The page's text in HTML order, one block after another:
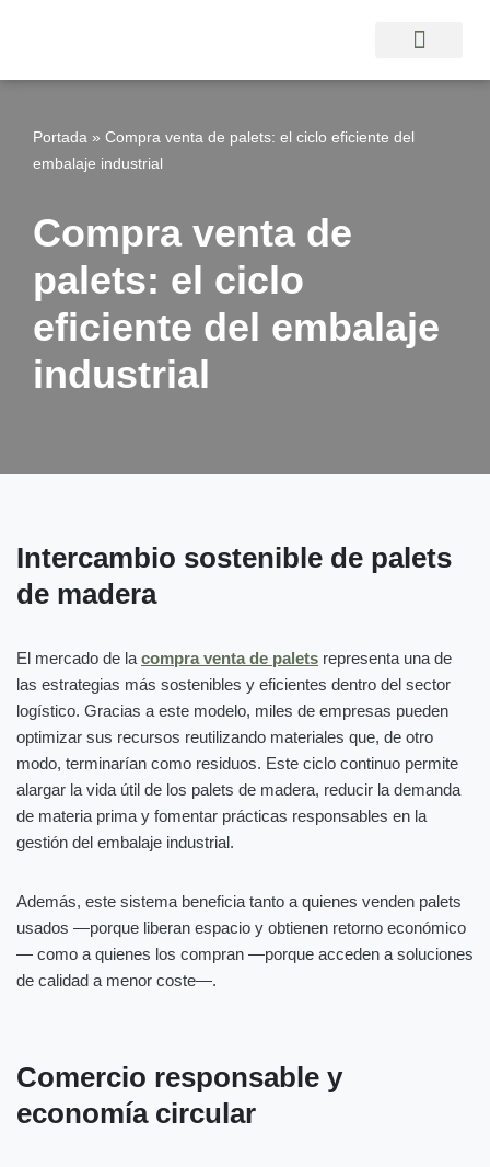
al
Portada » Compra venta de palets: el ciclo eficiente del
embalaje industrial
Compra venta de
palets: el ciclo
eficiente del embalaje
industrial
Intercambio sostenible de palets
de madera
El mercado de la compra venta de palets representa una de
las estrategias más sostenibles y eficientes dentro del sector
logístico. Gracias a este modelo, miles de empresas pueden
optimizar sus recursos reutilizando materiales que, de otro
modo, terminarían como residuos. Este ciclo continuo permite
alargar la vida útil de los palets de madera, reducir la demanda
de materia prima y fomentar prácticas responsables en la
gestión del embalaje industrial.
Además, este sistema beneficia tanto a quienes venden palets
usados —porque liberan espacio y obtienen retorno económico
— como a quienes los compran —porque acceden a soluciones
de calidad a menor coste—.
Comercio responsable y
economía circular